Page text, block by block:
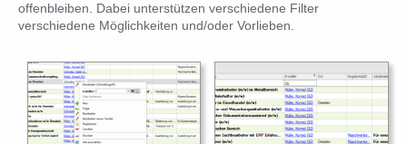
offenbleiben. Dabei unterstützen verschiedene Filter
verschiedene Möglichkeiten und/oder Vorlieben.